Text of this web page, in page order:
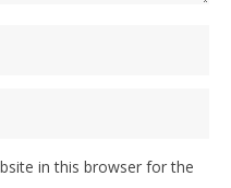
in this browser for the